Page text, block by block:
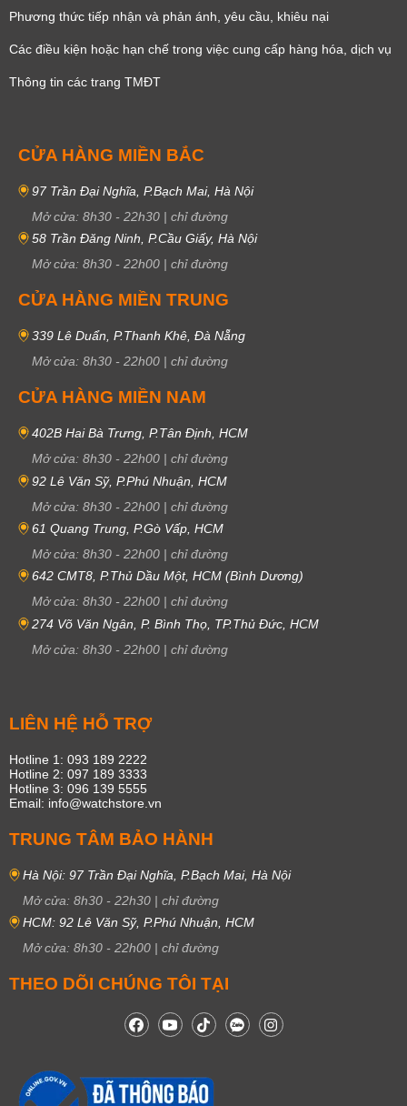
Phương thức tiếp nhận và phản ánh, yêu cầu, khiêu nại
Các điều kiện hoặc hạn chế trong việc cung cấp hàng hóa, dịch vụ
Thông tin các trang TMĐT
CỬA HÀNG MIỀN BẮC
97 Trần Đại Nghĩa, P.Bạch Mai, Hà Nội
Mở cửa: 8h30 - 22h30 | chỉ đường
58 Trần Đăng Ninh, P.Cầu Giấy, Hà Nội
Mở cửa: 8h30 - 22h00 | chỉ đường
CỬA HÀNG MIỀN TRUNG
339 Lê Duẩn, P.Thanh Khê, Đà Nẵng
Mở cửa: 8h30 - 22h00 | chỉ đường
CỬA HÀNG MIỀN NAM
402B Hai Bà Trưng, P.Tân Định, HCM
Mở cửa: 8h30 - 22h00 | chỉ đường
92 Lê Văn Sỹ, P.Phú Nhuận, HCM
Mở cửa: 8h30 - 22h00 | chỉ đường
61 Quang Trung, P.Gò Vấp, HCM
Mở cửa: 8h30 - 22h00 | chỉ đường
642 CMT8, P.Thủ Dầu Một, HCM (Bình Dương)
Mở cửa: 8h30 - 22h00 | chỉ đường
274 Võ Văn Ngân, P. Bình Thọ, TP.Thủ Đức, HCM
Mở cửa: 8h30 - 22h00 | chỉ đường
LIÊN HỆ HỖ TRỢ
Hotline 1: 093 189 2222
Hotline 2: 097 189 3333
Hotline 3: 096 139 5555
Email: info@watchstore.vn
TRUNG TÂM BẢO HÀNH
Hà Nội: 97 Trần Đại Nghĩa, P.Bạch Mai, Hà Nội
Mở cửa: 8h30 - 22h30 | chỉ đường
HCM: 92 Lê Văn Sỹ, P.Phú Nhuận, HCM
Mở cửa: 8h30 - 22h00 | chỉ đường
THEO DÕI CHÚNG TÔI TẠI